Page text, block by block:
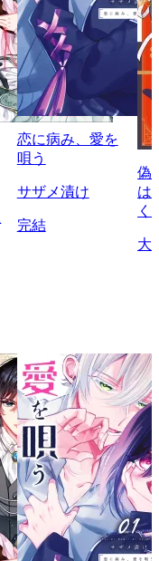
恋に病み、愛を
唄う
サザメ漬け
完結
偽
は
く
大